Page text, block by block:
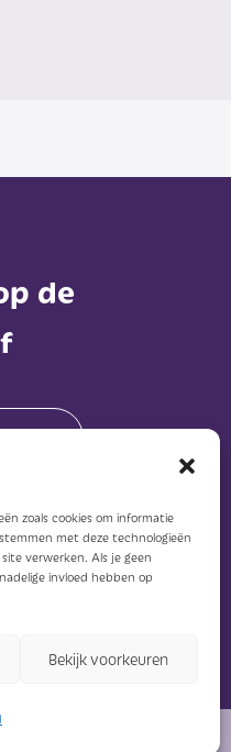
zoals cookies om informatie
met deze technologieën
verwerken. Als je geen
invloed hebben op
Bekijk voorkeuren
de